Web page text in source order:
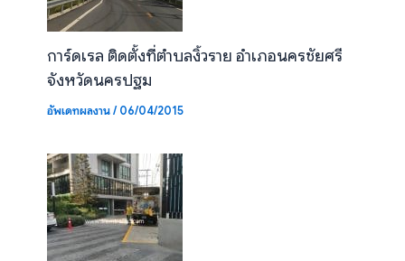
การ์ดเรล ติดตั้งที่ตำบลงิ้วราย อำเภอนครชัยศรี
จังหวัดนครปฐม
อัพเดทผลงาน/06/04/2015